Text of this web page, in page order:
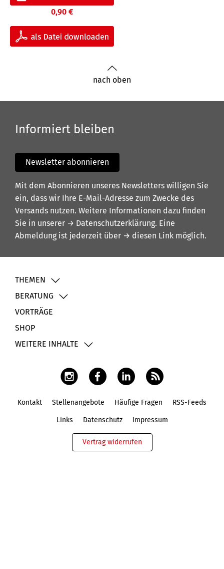
0,90 €
nach oben
Informiert bleiben
Newsletter abonnieren
Mit dem Abonnieren unseres Newsletters willigen Sie
ein, dass wir Ihre E-Mail-Adresse zum Zwecke des
Versands nutzen. Weitere Informationen dazu finden
Sie in unserer → Datenschutzerklärung. Eine
Abmeldung ist jederzeit über → diesen Link möglich.
THEMEN
BERATUNG
VORTRÄGE
SHOP
WEITERE INHALTE
Kontakt Stellenangebote Häufige Fragen RSS-Feeds
Links Datenschutz Impressum
Vertrag widerrufen